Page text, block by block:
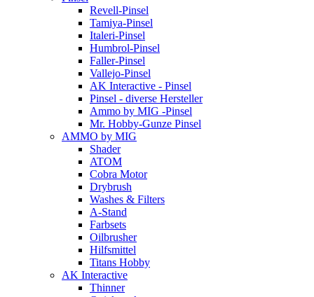
Revell-Pinsel
Tamiya-Pinsel
Italeri-Pinsel
Humbrol-Pinsel
Faller-Pinsel
Vallejo-Pinsel
AK Interactive - Pinsel
Pinsel - diverse Hersteller
Ammo by MIG -Pinsel
Mr. Hobby-Gunze Pinsel
AMMO by MIG
Shader
ATOM
Cobra Motor
Drybrush
Washes & Filters
A-Stand
Farbsets
Oilbrusher
Hilfsmittel
Titans Hobby
AK Interactive
Thinner